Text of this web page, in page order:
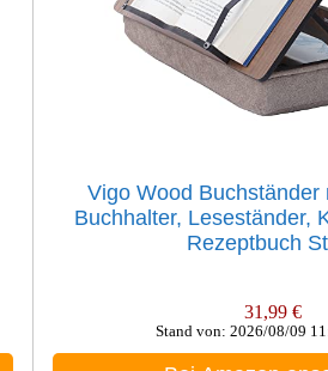
Vigo Wood Buchständer
Buchhalter, Leseständer,
Rezeptbuch
31,99 €
Stand von: 2026/08/09